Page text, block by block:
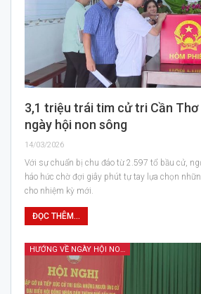
3,1 triệu trái tim cử tri Cần Thơ
ngày hội non sông
14/03/2026
Với sự chuẩn bị chu đáo từ 2.597 tổ bầu cử,
háo hức chờ đợi giây phút tự tay lựa chọn
cho nhiệm kỳ mới.
ĐỌC THÊM...
HƯỚNG VỀ NGÀY HỘI NON SÔNG